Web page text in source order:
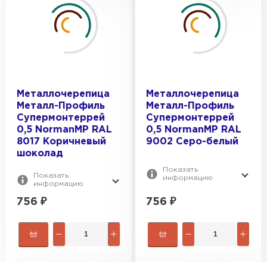
Металлочерепица
Металл-Профиль
Супермонтеррей
0,5 NormanMP RAL
8017 Коричневый
шоколад
Показать
информацию
756 ₽
Металлочерепица
Металл-Профиль
Супермонтеррей
0,5 NormanMP RAL
9002 Серо-белый
Показать
информацию
756 ₽